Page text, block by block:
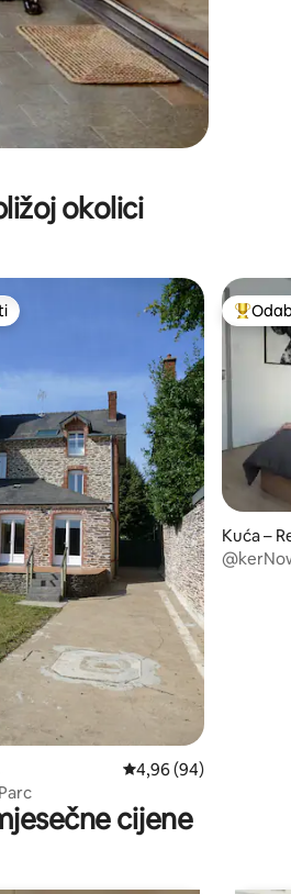
okolici
67
Prosječna ocjena:
4,96 (94)
Među
Kuća –
cijene